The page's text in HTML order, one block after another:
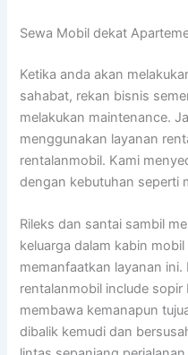
Sewa Mobil dekat
Ketika anda akan
sahabat, rekan bisnis
melakukan maintenance.
menggunakan layanan
rentalanmobil. Kami
dengan kebutuhan seperti
Rileks dan santai sambil
keluarga dalam kabin
memanfaatkan layanan
rentalanmobil include
membawa kemanapun
dibalik kemudi dan